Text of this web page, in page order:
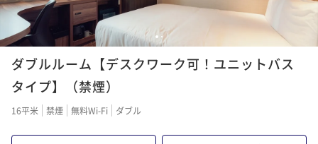
1 2
ダブルルーム【デスクワーク可！ユニットバス
タイプ】（禁煙）
16平米 禁煙 無料Wi-Fi ダブル